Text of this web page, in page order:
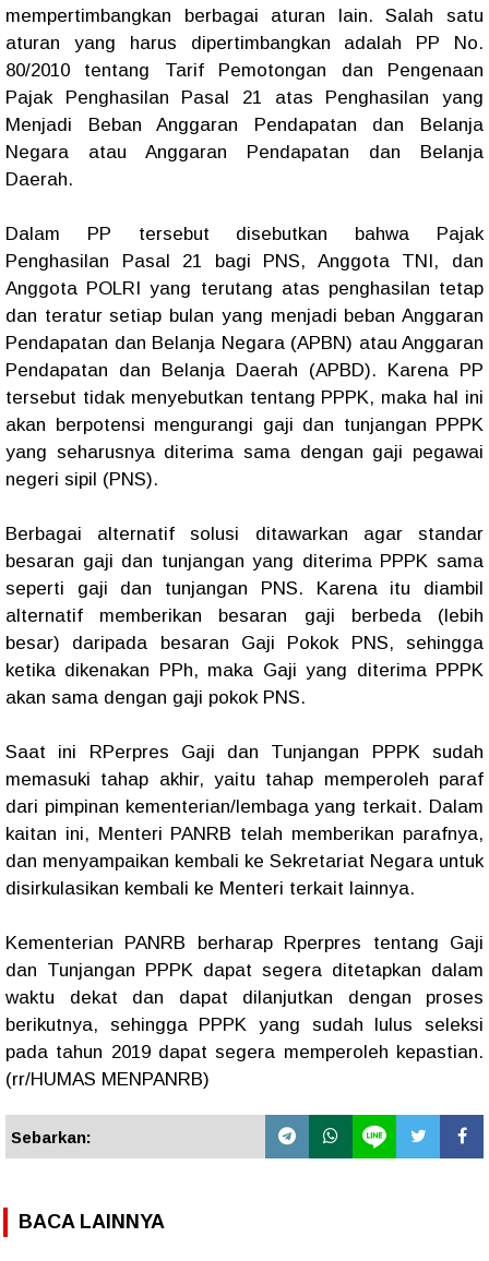
mempertimbangkan berbagai aturan lain. Salah satu
aturan yang harus dipertimbangkan adalah PP No.
80/2010 tentang Tarif Pemotongan dan Pengenaan
Pajak Penghasilan Pasal 21 atas Penghasilan yang
Menjadi Beban Anggaran Pendapatan dan Belanja
Negara atau Anggaran Pendapatan dan Belanja
Daerah.
Dalam PP tersebut disebutkan bahwa Pajak
Penghasilan Pasal 21 bagi PNS, Anggota TNI, dan
Anggota POLRI yang terutang atas penghasilan tetap
dan teratur setiap bulan yang menjadi beban Anggaran
Pendapatan dan Belanja Negara (APBN) atau Anggaran
Pendapatan dan Belanja Daerah (APBD). Karena PP
tersebut tidak menyebutkan tentang PPPK, maka hal ini
akan berpotensi mengurangi gaji dan tunjangan PPPK
yang seharusnya diterima sama dengan gaji pegawai
negeri sipil (PNS).
Berbagai alternatif solusi ditawarkan agar standar
besaran gaji dan tunjangan yang diterima PPPK sama
seperti gaji dan tunjangan PNS. Karena itu diambil
alternatif memberikan besaran gaji berbeda (lebih
besar) daripada besaran Gaji Pokok PNS, sehingga
ketika dikenakan PPh, maka Gaji yang diterima PPPK
akan sama dengan gaji pokok PNS.
Saat ini RPerpres Gaji dan Tunjangan PPPK sudah
memasuki tahap akhir, yaitu tahap memperoleh paraf
dari pimpinan kementerian/lembaga yang terkait. Dalam
kaitan ini, Menteri PANRB telah memberikan parafnya,
dan menyampaikan kembali ke Sekretariat Negara untuk
disirkulasikan kembali ke Menteri terkait lainnya.
Kementerian PANRB berharap Rperpres tentang Gaji
dan Tunjangan PPPK dapat segera ditetapkan dalam
waktu dekat dan dapat dilanjutkan dengan proses
berikutnya, sehingga PPPK yang sudah lulus seleksi
pada tahun 2019 dapat segera memperoleh kepastian.
(rr/HUMAS MENPANRB)
Sebarkan:
BACA LAINNYA